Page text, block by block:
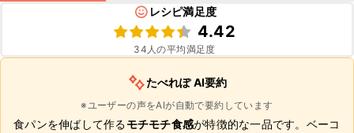
レシピ満足度
4.42
34 人の平均満足度
たべれぽ AI要約
※ユーザーの声をAIが自動で要約しています
食パンを伸ばして作るモチモチ食感が特徴的な一品です。ベーコ